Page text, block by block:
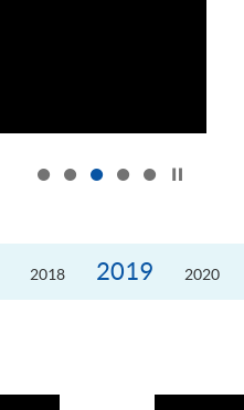
2018 2019 2020